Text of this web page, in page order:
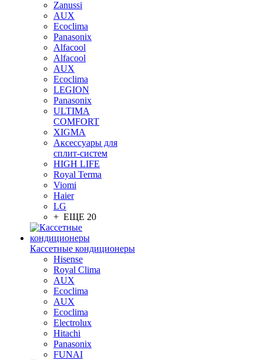
Zanussi
AUX
Ecoclima
Panasonix
Alfacool
Alfacool
AUX
Ecoclima
LEGION
Panasonix
ULTIMA
COMFORT
XIGMA
Аксессуары для
сплит-систем
HIGH LIFE
Royal Terma
Viomi
Haier
LG
+ ЕЩЕ 20
Кассетные кондиционеры
Hisense
Royal Clima
AUX
Ecoclima
AUX
Ecoclima
Electrolux
Hitachi
Panasonix
FUNAI